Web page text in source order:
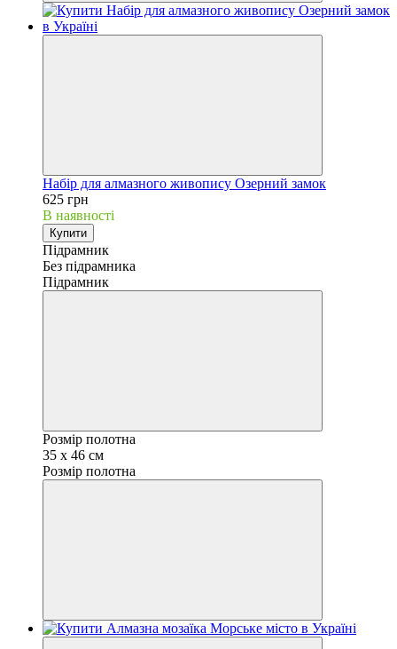
Набір для алмазного живопису Озерний замок
625 грн
В наявності
Купити
Підрамник
Без підрамника
Підрамник
Розмір полотна
35 х 46 см
Розмір полотна